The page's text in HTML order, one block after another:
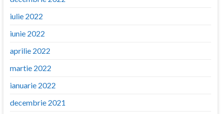
iulie 2022
iunie 2022
aprilie 2022
martie 2022
ianuarie 2022
decembrie 2021